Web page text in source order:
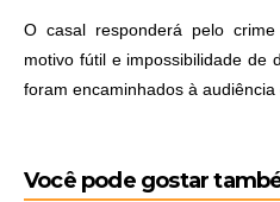
O casal responderá pelo
motivo fútil e impossibilidade de
foram encaminhados à audiência
Você pode gostar